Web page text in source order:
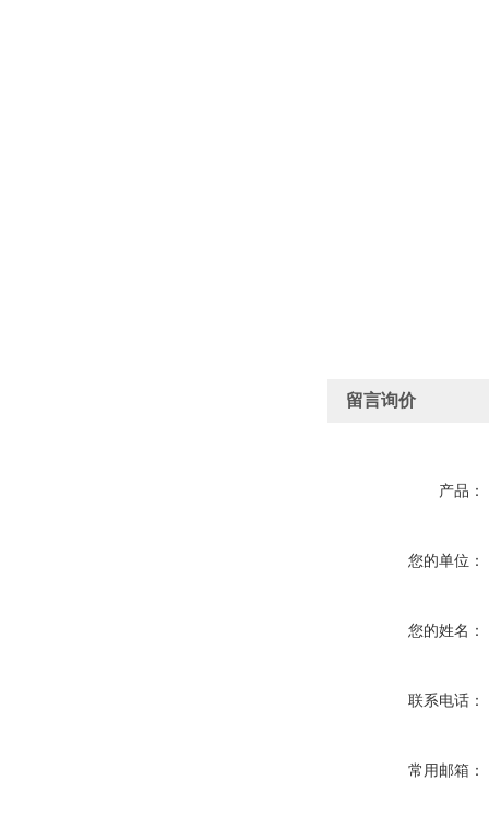
留言询价
产品：
您的单位：
您的姓名：
联系电话：
常用邮箱：